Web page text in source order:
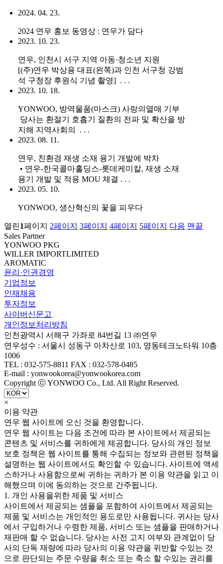
2024. 04. 23.
2024 연우 홍보 동영상 : 연우가 담다
2023. 10. 23.
연우, 인천시 서구 지역 아동·청소년 지원
[(주)연우 박상용 대표(왼쪽)과 인천 서구청 강범
석 구청장 후원식 기념 촬영] . . .
2023. 10. 18.
YONWOO, 방역물품(마스크) 사랑의열매 기부
당사는 환절기 호흡기 질환의 전파 및 확산을 방
지해 지역사회의 . . .
2023. 08. 11.
연우, 친환경 재생 소재 용기 개발에 박차
• 연우-한국콜마홀딩스-롯데케미칼, 재생 소재
용기 개발 및 적용 MOU 체결 . . .
2023. 05. 10.
YONWOO, 생산혁신의 꽃을 피우다
열린1페이지 2페이지 3페이지 4페이지 5페이지 다음 맨끝
Sales Partner
YONWOO PKG
WILLER IMPORTLIMITED
AROMATIC
윤리·인권경영
기업정보
인재채용
투자정보
사이버신문고
개인정보처리방침
인천광역시 서해구 가좌로 84번길 13 ㈜연우
연우성수 : 서울시 성동구 아차산로 103, 영동테크노타워 10층
1006
TEL : 032-575-8811 FAX : 032-578-0485
E-mail : yonwookorea@yonwookorea.com
Copyright ⓒ YONWOO Co., Ltd. All Right Reserved.
×
이용 약관
연우 웹 사이트에 오신 것을 환영합니다.
연우 웹 사이트는 다음 조건에 따라 본 사이트에서 제공되는
콘텐츠 및 서비스를 귀하에게 제공합니다. 당사의 개인 정보
보호 정책은 웹 사이트를 통해 수집되는 정보와 관련된 정책을
설명하는 웹 사이트에서도 확인할 수 있습니다. 사이트에 액세
스하거나 사용함으로써 귀하는 귀하가 본 이용 약관을 읽고 이
해했으며 이에 동의하는 것으로 간주됩니다.
1. 개인 사용을위한 제품 및 서비스
사이트에서 제공되는 샘플을 포함하여 사이트에서 제공되는
제품 및 서비스는 개인적인 용도로만 사용됩니다. 귀사는 당사
에서 구입하거나 수령한 제품, 서비스 또는 샘플을 판매하거나
재판매 할 수 없습니다. 당사는 사전 고지 여부와 관계없이 당
사의 단독 재량에 따라 당사의 이용 약관을 위반할 수있는 것
으로 판단되는 주문 수량을 취소 또는 축소 할 수있는 권리를